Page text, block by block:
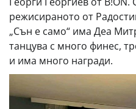
режисираното от
„Сън е само“ има Деа
танцува с много финес,
и има много награди.